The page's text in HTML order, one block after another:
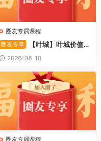
圈友专属课程
圈友专享
【叶城】叶城价值投
资训练营：D级研究员的交易
系统课 10视频
2026-08-10
圈友专属课程